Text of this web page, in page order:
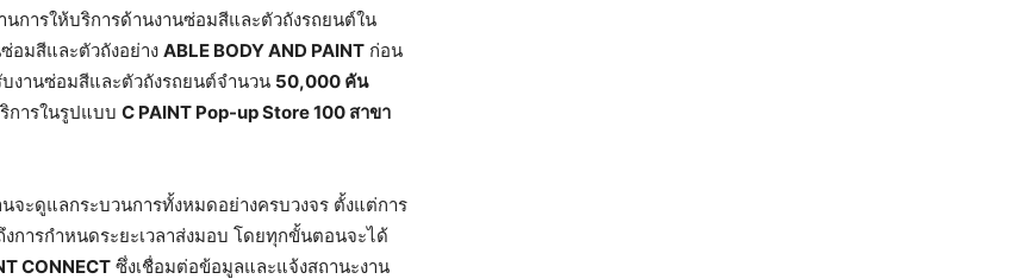
การให้บริการด้านงานซ่อมสีและตัวถังรถยนต์ใน
อมสีและตัวถังอย่าง ABLE BODY AND PAINT ก่อน
บงานซ่อมสีและตัวถังรถยนต์จำนวน 50,000 คัน
การในรูปแบบ C PAINT Pop-up Store 100 สาขา
จะดูแลกระบวนการทั้งหมดอย่างครบวงจร ตั้งแต่การ
การกำหนดระยะเวลาส่งมอบ โดยทุกขั้นตอนจะได้
CONNECT ซึ่งเชื่อมต่อข้อมูลและแจ้งสถานะงาน